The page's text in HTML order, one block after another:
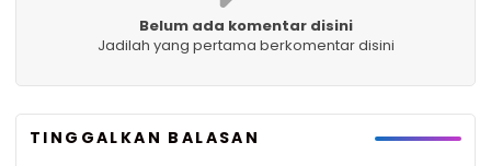
Belum ada komentar disini
Jadilah yang pertama berkomentar disini
TINGGALKAN BALASAN